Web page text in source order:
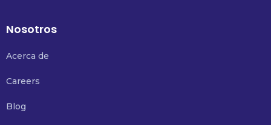
Nosotros
Acerca de
Careers
Blog